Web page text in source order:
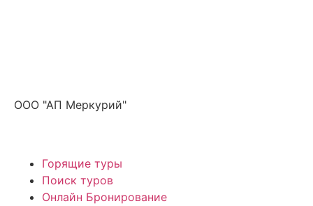
ООО "АП Меркурий"
Горящие туры
Поиск туров
Онлайн Бронирование